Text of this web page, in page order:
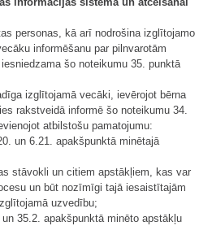
personas, kā arī nodrošina izglītojamo
informēšanu par pilnvarotām
šo noteikumu 35. punktā
izglītojamā vecāki, ievērojot bērna
rakstveidā informē šo noteikumu 34.
atbilstošu pamatojumu:
un 6.21. apakšpunktā minētajā
stāvokli un citiem apstākļiem, kas var
un būt nozīmīgi tajā iesaistītajām
uzvedību;
35.2. apakšpunktā minēto apstākļu